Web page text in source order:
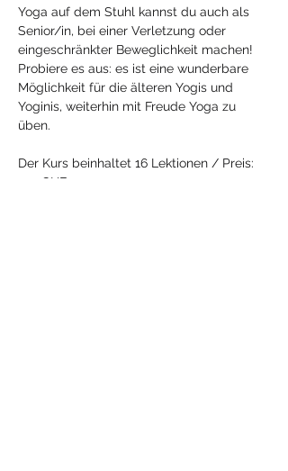
Yoga auf dem Stuhl kannst du auch als
Senior/in, bei einer Verletzung oder
eingeschränkter Beweglichkeit machen!
Probiere es aus: es ist eine wunderbare
Möglichkeit für die älteren Yogis und
Yoginis, weiterhin mit Freude Yoga zu
üben.
Der Kurs beinhaltet 16 Lektionen / Preis:
352 CHF